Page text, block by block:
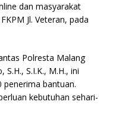
dan masyarakat
Jl. Veteran, pada
Polresta Malang
S.I.K., M.H., ini
penerima bantuan.
kebutuhan sehari-